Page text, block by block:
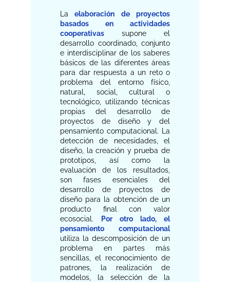
La elaboración de proyectos
basados en actividades
cooperativas supone el
desarrollo coordinado, conjunto
e interdisciplinar de los saberes
básicos de las diferentes áreas
para dar respuesta a un reto o
problema del entorno físico,
natural, social, cultural o
tecnológico, utilizando técnicas
propias del desarrollo de
proyectos de diseño y del
pensamiento computacional. La
detección de necesidades, el
diseño, la creación y prueba de
prototipos, así como la
evaluación de los resultados,
son fases esenciales del
desarrollo de proyectos de
diseño para la obtención de un
producto final con valor
ecosocial.
Por otro lado, el
pensamiento computacional
utiliza la descomposición de un
problema en partes más
sencillas, el reconocimiento de
patrones, la realización de
modelos, la selección de la